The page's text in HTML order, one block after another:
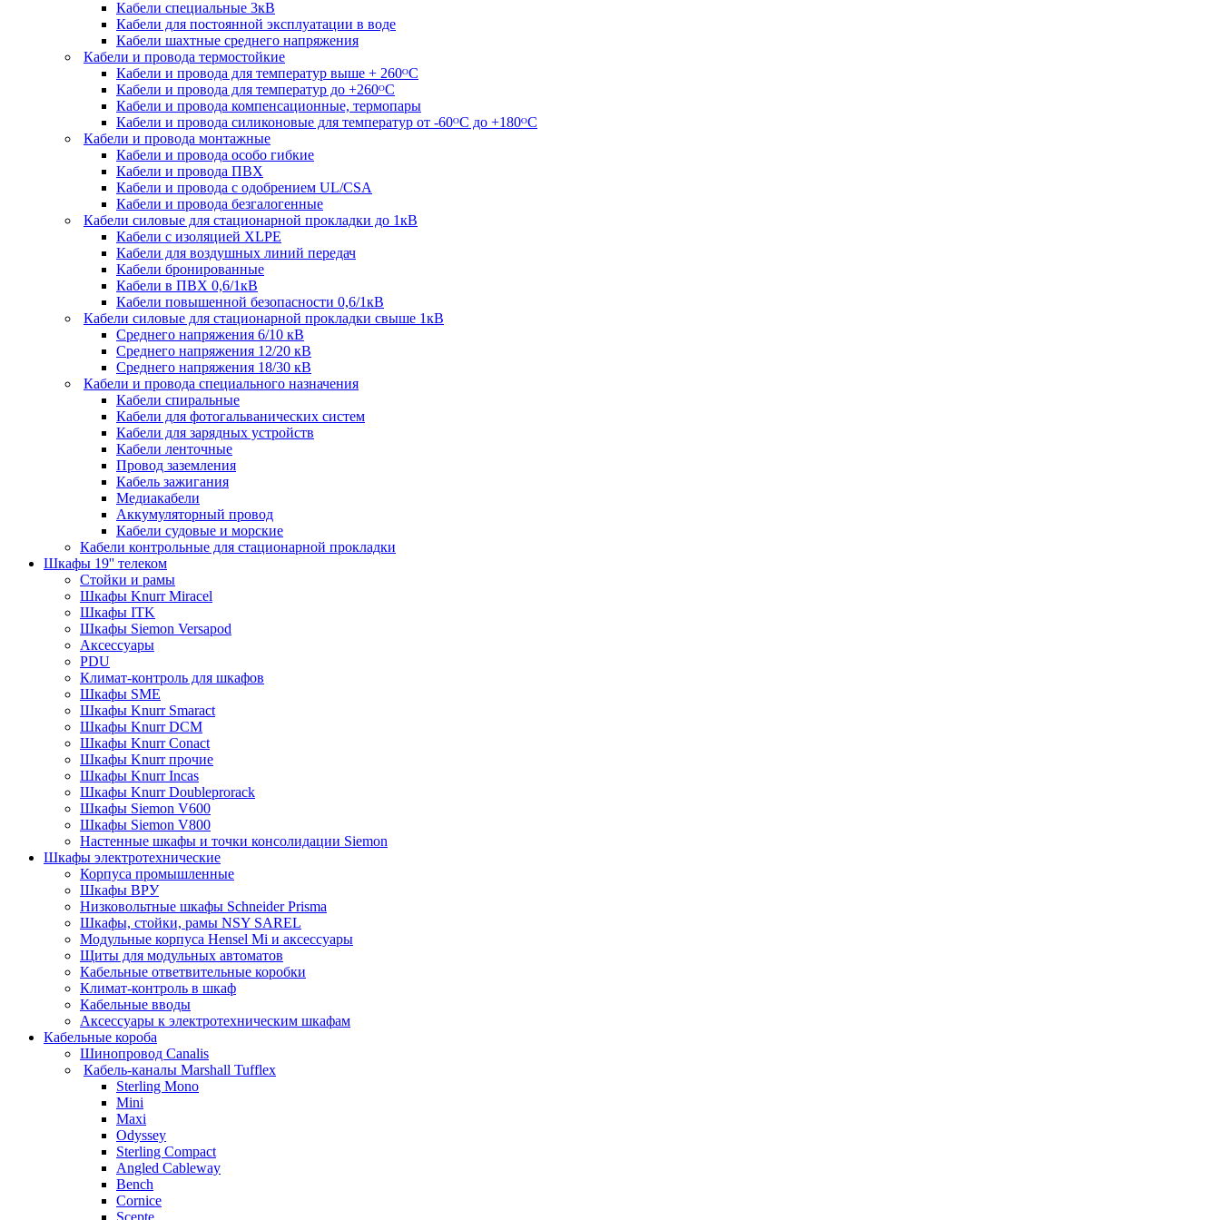
Кабели специальные 3кВ
Кабели для постоянной эксплуатации в воде
Кабели шахтные среднего напряжения
Кабели и провода термостойкие
Кабели и провода для температур выше + 260ᴼС
Кабели и провода для температур до +260ᴼС
Кабели и провода компенсационные, термопары
Кабели и провода силиконовые для температур от -60ᴼC до +180ᴼС
Кабели и провода монтажные
Кабели и провода особо гибкие
Кабели и провода ПВХ
Кабели и провода с одобрением UL/CSA
Кабели и провода безгалогенные
Кабели силовые для стационарной прокладки до 1кВ
Кабели c изоляцией XLPE
Кабели для воздушных линий передач
Кабели бронированные
Кабели в ПВХ 0,6/1кВ
Кабели повышенной безопасности 0,6/1кВ
Кабели силовые для стационарной прокладки свыше 1кВ
Среднего напряжения 6/10 кВ
Среднего напряжения 12/20 кВ
Среднего напряжения 18/30 кВ
Кабели и провода специального назначения
Кабели спиральные
Кабели для фотогальванических систем
Кабели для зарядных устройств
Кабели ленточные
Провод заземления
Кабель зажигания
Медиакабели
Аккумуляторный провод
Кабели судовые и морские
Кабели контрольные для стационарной прокладки
Шкафы 19'' телеком
Стойки и рамы
Шкафы Knurr Miracel
Шкафы ITK
Шкафы Siemon Versapod
Аксессуары
PDU
Климат-контроль для шкафов
Шкафы SME
Шкафы Knurr Smaract
Шкафы Knurr DCM
Шкафы Knurr Conact
Шкафы Knurr прочие
Шкафы Knurr Incas
Шкафы Knurr Doubleprorack
Шкафы Siemon V600
Шкафы Siemon V800
Настенные шкафы и точки консолидации Siemon
Шкафы электротехнические
Корпуса промышленные
Шкафы ВРУ
Низковольтные шкафы Schneider Prisma
Шкафы, стойки, рамы NSY SAREL
Модульные корпуса Hensel Mi и аксессуары
Щиты для модульных автоматов
Кабельные ответвительные коробки
Климат-контроль в шкаф
Кабельные вводы
Аксессуары к электротехническим шкафам
Кабельные короба
Шинопровод Canalis
Кабель-каналы Marshall Tufflex
Sterling Mono
Mini
Maxi
Odyssey
Sterling Compact
Angled Cableway
Bench
Cornice
Scepte